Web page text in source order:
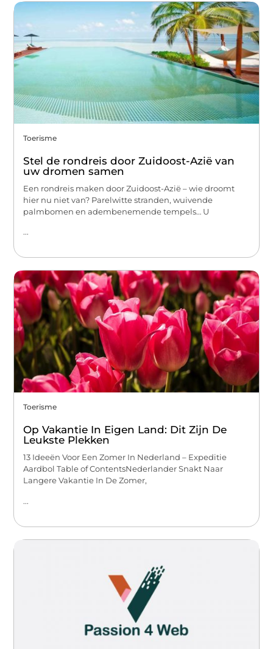
Toerisme
Stel de rondreis door Zuidoost-Azië van
uw dromen samen
Een rondreis maken door Zuidoost-Azië – wie droomt
hier nu niet van? Parelwitte stranden, wuivende
palmbomen en adembenemende tempels… U
...
Toerisme
Op Vakantie In Eigen Land: Dit Zijn De
Leukste Plekken
13 Ideeën Voor Een Zomer In Nederland – Expeditie
Aardbol Table of ContentsNederlander Snakt Naar
Langere Vakantie In De Zomer,
...